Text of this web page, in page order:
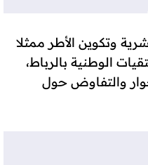
وتكوين الأطر ممثلا
الوطنية بالرباط،
والتفاوض حول